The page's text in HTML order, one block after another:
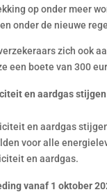
op onder meer
onder de nieuwe
zich ook
een boete van 300
en aardgas stijgen
en aardgas
voor alle
en aardgas.
vanaf 1 oktober